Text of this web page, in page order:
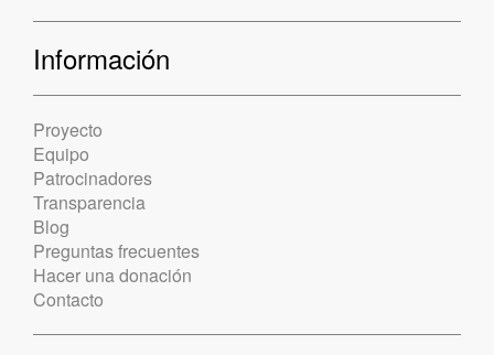
Información
Proyecto
Equipo
Patrocinadores
Transparencia
Blog
Preguntas frecuentes
Hacer una donación
Contacto